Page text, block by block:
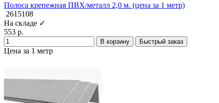
Полоса крепежная ПВХ/металл 2,0 м. (цена за 1 метр)
2615108
На складе ✓
553 р.
В корзину Быстрый заказ
Цена за 1 метр